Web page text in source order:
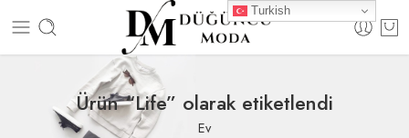
Ürün “Life” olarak etiketlendi
Ev
Turkish